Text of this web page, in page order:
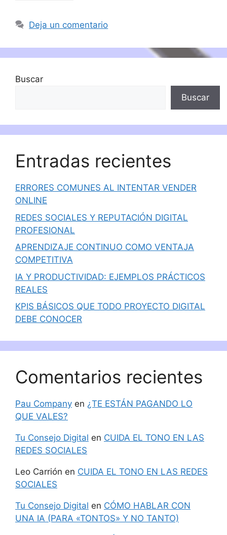
Deja un comentario
Buscar
Buscar
Entradas recientes
ERRORES COMUNES AL INTENTAR VENDER
ONLINE
REDES SOCIALES Y REPUTACIÓN DIGITAL
PROFESIONAL
APRENDIZAJE CONTINUO COMO VENTAJA
COMPETITIVA
IA Y PRODUCTIVIDAD: EJEMPLOS PRÁCTICOS
REALES
KPIS BÁSICOS QUE TODO PROYECTO DIGITAL
DEBE CONOCER
Comentarios recientes
Pau Company en ¿TE ESTÁN PAGANDO LO
QUE VALES?
Tu Consejo Digital en CUIDA EL TONO EN LAS
REDES SOCIALES
Leo Carrión en CUIDA EL TONO EN LAS REDES
SOCIALES
Tu Consejo Digital en CÓMO HABLAR CON
UNA IA (PARA «TONTOS» Y NO TANTO)